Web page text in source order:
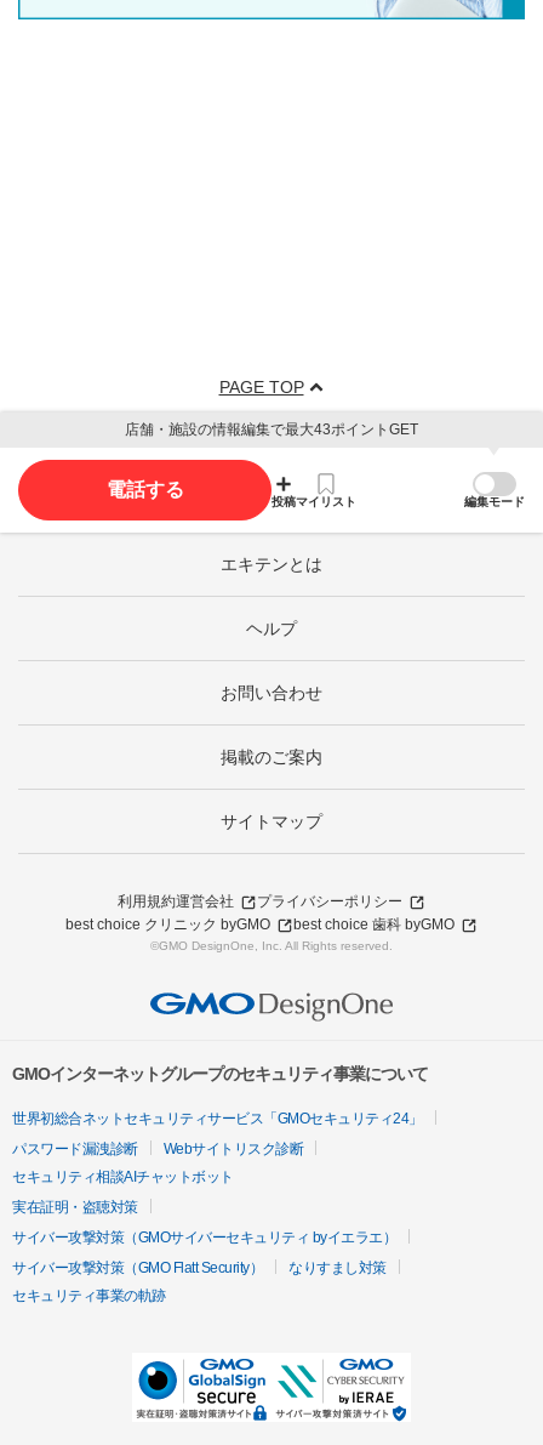
PAGE TOP
店舗・施設の情報編集で最大43ポイントGET
電話する
投稿マイリスト 編集モード
エキテンとは
ヘルプ
お問い合わせ
掲載のご案内
サイトマップ
利用規約運営会社
プライバシーポリシー
best choice クリニック byGMO
best choice 歯科 byGMO
©GMO DesignOne, Inc. All Rights reserved.
GMOインターネットグループのセキュリティ事業について
世界初総合ネットセキュリティサービス「GMOセキュリティ24」
パスワード漏洩診断
Webサイトリスク診断
セキュリティ相談AIチャットボット
実在証明・盗聴対策
サイバー攻撃対策（GMOサイバーセキュリティ byイエラエ）
サイバー攻撃対策（GMO Flatt Security）
なりすまし対策
セキュリティ事業の軌跡